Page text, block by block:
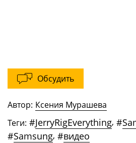
Обсудить
Автор: Ксения Мурашева
Теги: #JerryRigEverything, #
#Samsung, #видео